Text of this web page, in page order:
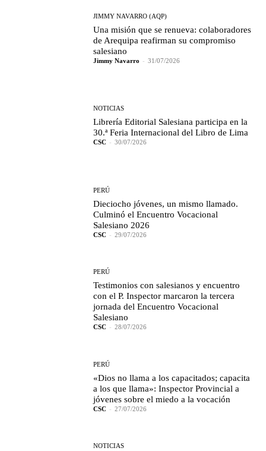
JIMMY NAVARRO (AQP)
Una misión que se renueva: colaboradores
de Arequipa reafirman su compromiso
salesiano
Jimmy Navarro - 31/07/2026
NOTICIAS
Librería Editorial Salesiana participa en la
30.ª Feria Internacional del Libro de Lima
CSC - 30/07/2026
PERÚ
Dieciocho jóvenes, un mismo llamado.
Culminó el Encuentro Vocacional
Salesiano 2026
CSC - 29/07/2026
PERÚ
Testimonios con salesianos y encuentro
con el P. Inspector marcaron la tercera
jornada del Encuentro Vocacional
Salesiano
CSC - 28/07/2026
PERÚ
«Dios no llama a los capacitados; capacita
a los que llama»: Inspector Provincial a
jóvenes sobre el miedo a la vocación
CSC - 27/07/2026
NOTICIAS